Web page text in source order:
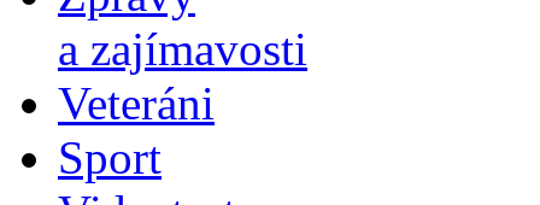
a zajímavosti
Veteráni
Sport